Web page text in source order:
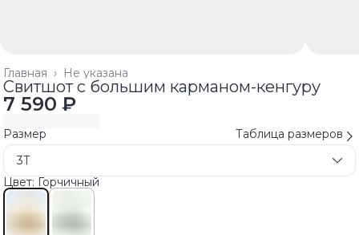
Не указана
Главная ›
Свитшот с большим карманом-кенгуру
7 590 ₽
Размер
Таблица размеров
3T
Цвет: Горчичный